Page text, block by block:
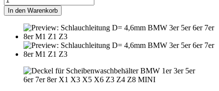
In den Warenkorb